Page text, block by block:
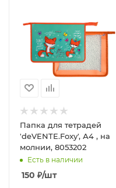
Папка для тетрадей
'deVENTE.Foxy', А4 , на
молнии, 8053202
Есть в наличии
150 ₽/шт